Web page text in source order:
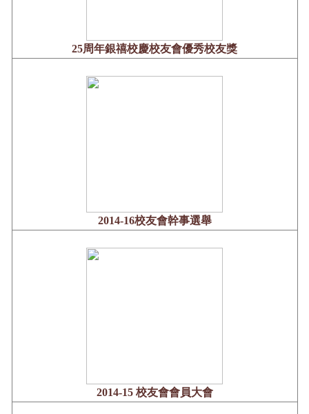
25周年銀禧校慶校友會優秀校友獎
2014-16校友會幹事選舉
2014-15 校友會會員大會